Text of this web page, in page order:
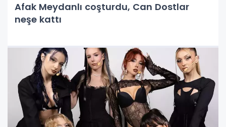
Afak Meydanlı coşturdu, Can Dostlar
neşe kattı